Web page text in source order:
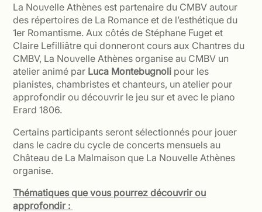
La Nouvelle Athènes est partenaire du CMBV autour
des répertoires de La Romance et de l’esthétique du
1er Romantisme. Aux côtés de Stéphane Fuget et
Claire Lefilliâtre qui donneront cours aux Chantres du
CMBV, La Nouvelle Athènes organise au CMBV un
atelier animé par Luca Montebugnoli pour les
pianistes, chambristes et chanteurs, un atelier pour
approfondir ou découvrir le jeu sur et avec le piano
Erard 1806.
Certains participants seront sélectionnés pour jouer
dans le cadre du cycle de concerts mensuels au
Château de La Malmaison que La Nouvelle Athènes
organise.
Thématiques que vous pourrez découvrir ou
approfondir :